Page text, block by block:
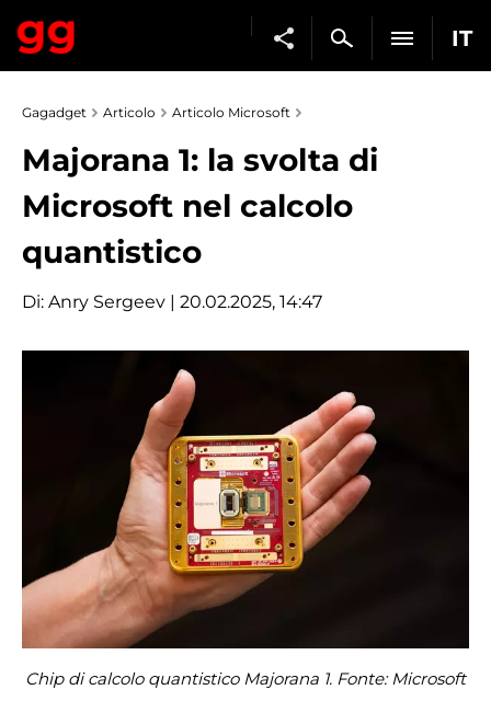
IT
Gagadget Articolo Articolo Microsoft
Majorana 1: la svolta di
Microsoft nel calcolo
quantistico
Di: Anry Sergeev | 20.02.2025, 14:47
Chip di calcolo quantistico Majorana 1. Fonte: Microsoft